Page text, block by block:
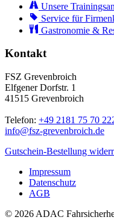
Unsere
Service für
Gastronomie &
Kontakt
FSZ Grevenbroich
Elfgener Dorfstr. 1
41515 Grevenbroich
Telefon: +49 2181 75 70
info@fsz-grevenbroich.de
Gutschein-Bestellung
Impressum
Datenschutz
AGB
© 2026 ADAC